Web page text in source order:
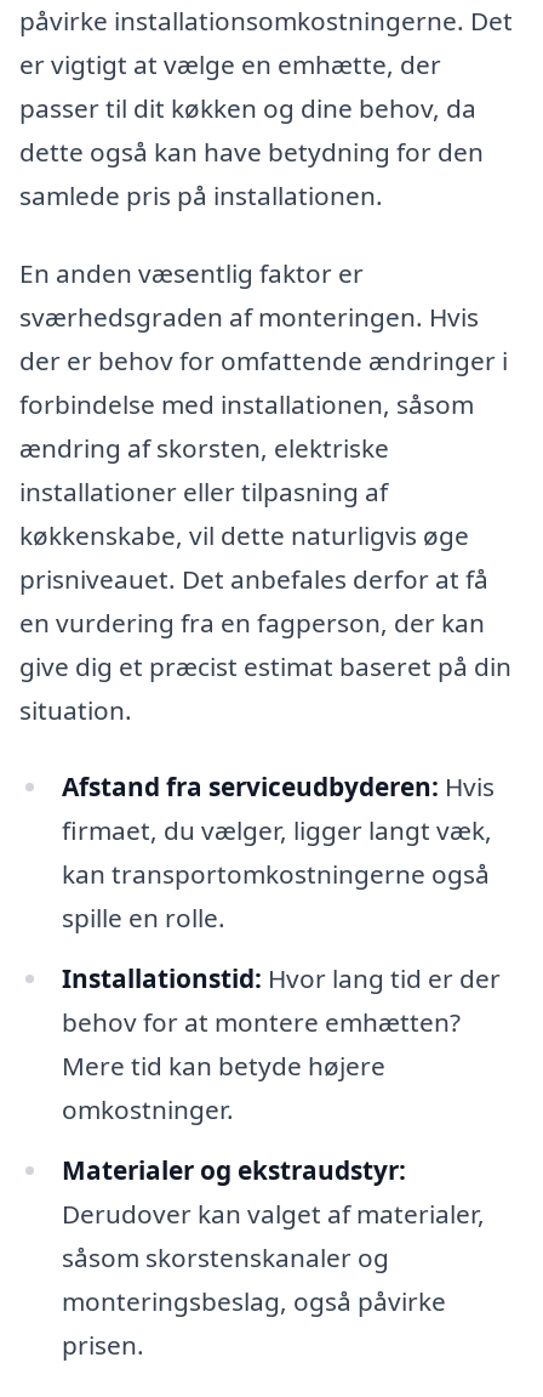
påvirke installationsomkostningerne. Det
er vigtigt at vælge en emhætte, der
passer til dit køkken og dine behov, da
dette også kan have betydning for den
samlede pris på installationen.
En anden væsentlig faktor er
sværhedsgraden af monteringen. Hvis
der er behov for omfattende ændringer i
forbindelse med installationen, såsom
ændring af skorsten, elektriske
installationer eller tilpasning af
køkkenskabe, vil dette naturligvis øge
prisniveauet. Det anbefales derfor at få
en vurdering fra en fagperson, der kan
give dig et præcist estimat baseret på din
situation.
Afstand fra serviceudbyderen: Hvis
firmaet, du vælger, ligger langt væk,
kan transportomkostningerne også
spille en rolle.
Installationstid: Hvor lang tid er der
behov for at montere emhætten?
Mere tid kan betyde højere
omkostninger.
Materialer og ekstraudstyr:
Derudover kan valget af materialer,
såsom skorstenskanaler og
monteringsbeslag, også påvirke
prisen.